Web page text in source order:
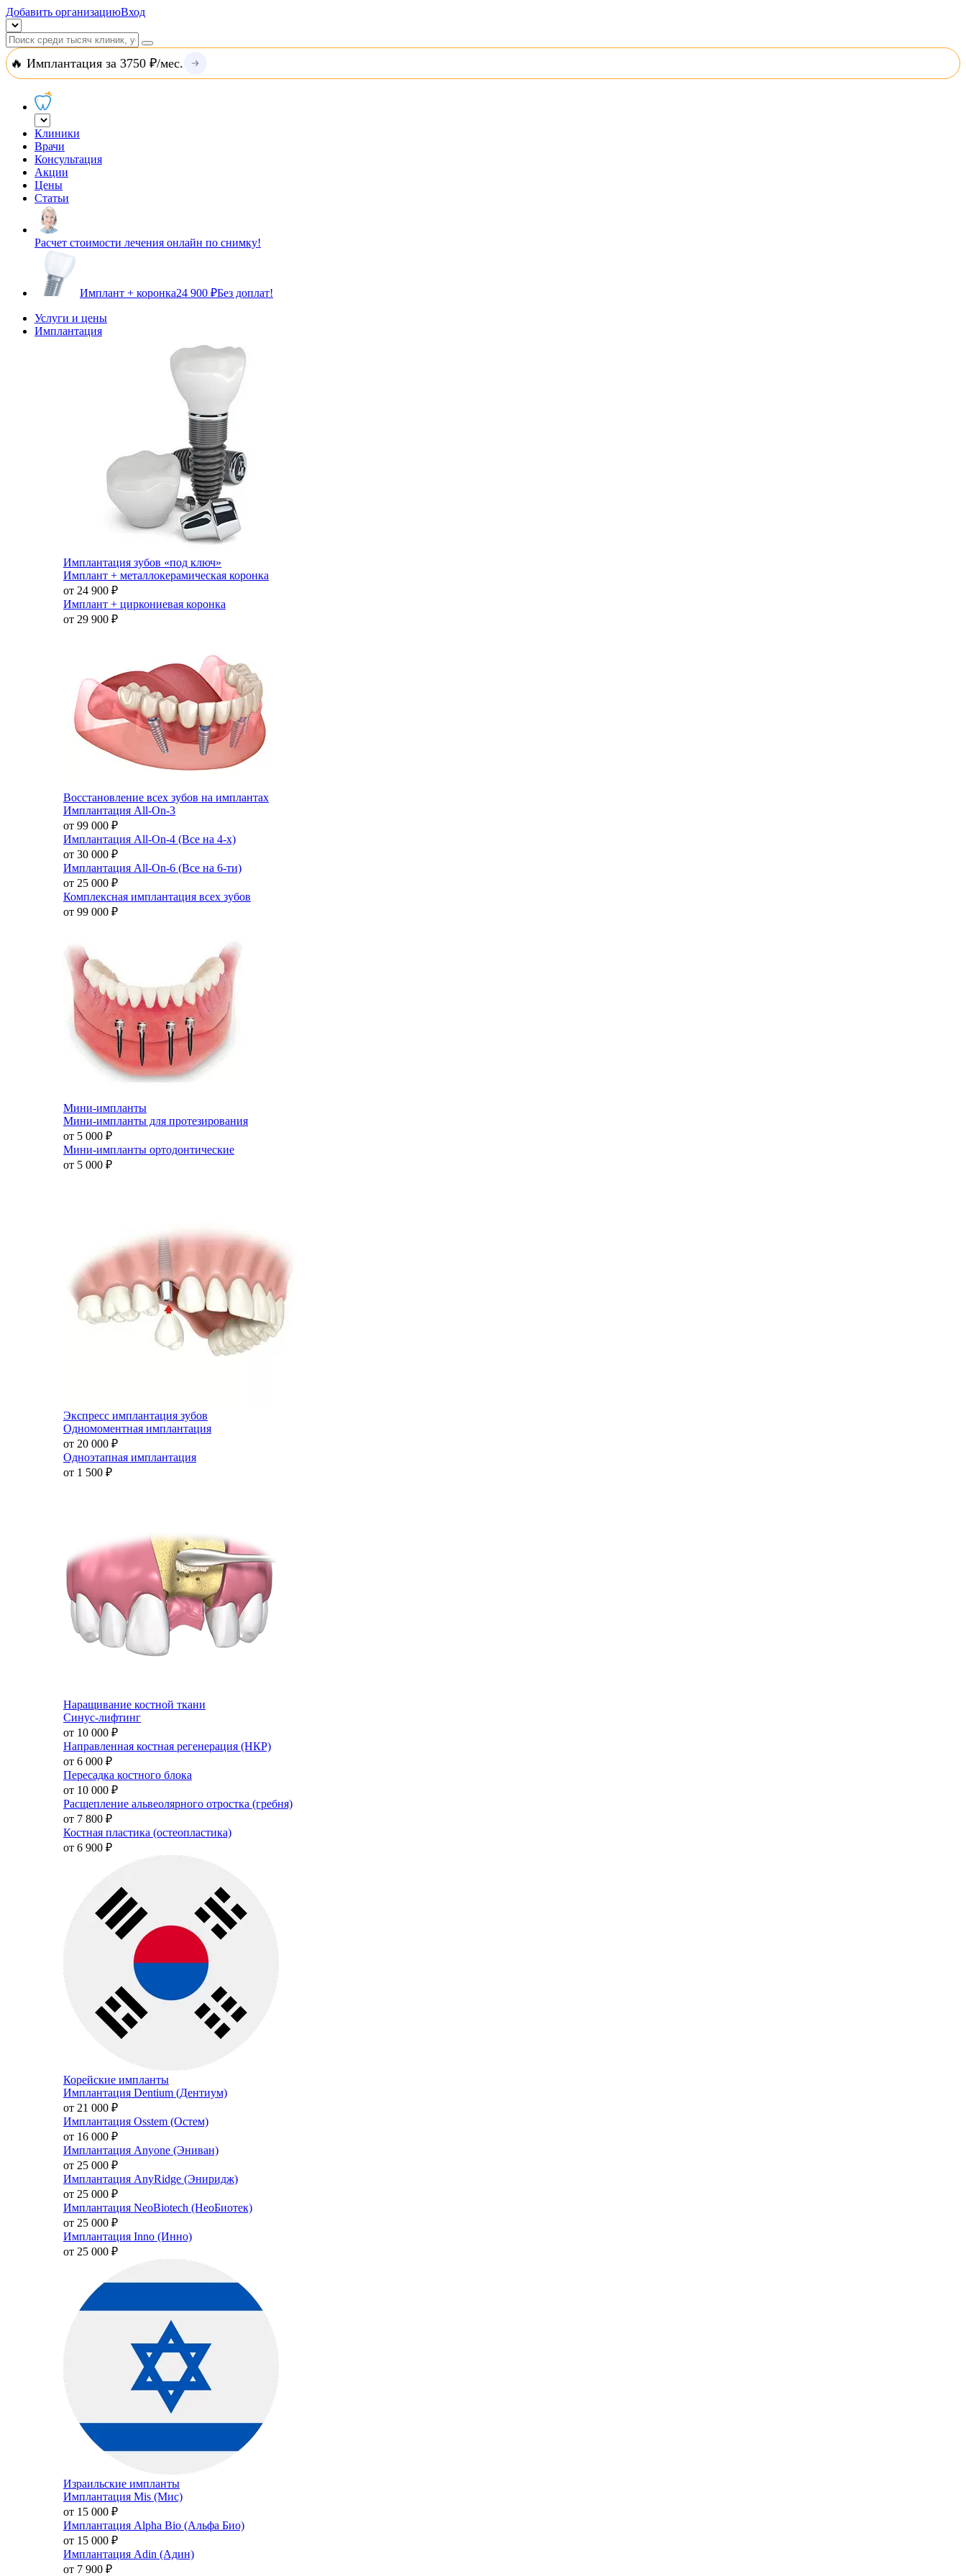
Добавить организациюВход
🔥 Имплантация за 3750 ₽/мес.
Клиники
Врачи
Консультация
Акции
Цены
Статьи
Расчет стоимости лечения онлайн по снимку!
Имплант + коронка24 900 ₽Без доплат!
Услуги и цены
Имплантация
Имплантация зубов «под ключ»
Имплант + металлокерамическая коронка
от 24 900 ₽
Имплант + циркониевая коронка
от 29 900 ₽
Восстановление всех зубов на имплантах
Имплантация All-On-3
от 99 000 ₽
Имплантация All-On-4 (Все на 4-х)
от 30 000 ₽
Имплантация All-On-6 (Все на 6-ти)
от 25 000 ₽
Комплексная имплантация всех зубов
от 99 000 ₽
Мини-импланты
Мини-импланты для протезирования
от 5 000 ₽
Мини-импланты ортодонтические
от 5 000 ₽
Экспресс имплантация зубов
Одномоментная имплантация
от 20 000 ₽
Одноэтапная имплантация
от 1 500 ₽
Наращивание костной ткани
Синус-лифтинг
от 10 000 ₽
Направленная костная регенерация (НКР)
от 6 000 ₽
Пересадка костного блока
от 10 000 ₽
Расщепление альвеолярного отростка (гребня)
от 7 800 ₽
Костная пластика (остеопластика)
от 6 900 ₽
Корейские импланты
Имплантация Dentium (Дентиум)
от 21 000 ₽
Имплантация Osstem (Остем)
от 16 000 ₽
Имплантация Anyone (Эниван)
от 25 000 ₽
Имплантация AnyRidge (Эниридж)
от 25 000 ₽
Имплантация NeoBiotech (НеоБиотек)
от 25 000 ₽
Имплантация Inno (Инно)
от 25 000 ₽
Израильские импланты
Имплантация Mis (Мис)
от 15 000 ₽
Имплантация Alpha Bio (Альфа Био)
от 15 000 ₽
Имплантация Adin (Адин)
от 7 900 ₽